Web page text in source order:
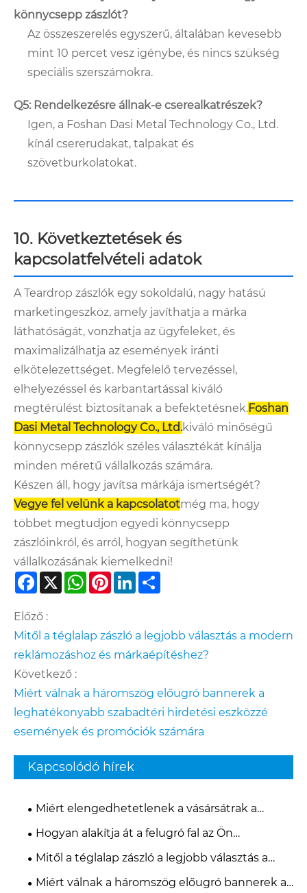
könnycsepp zászlót?
Az összeszerelés egyszerű, általában kevesebb
mint 10 percet vesz igénybe, és nincs szükség
speciális szerszámokra.
Q5: Rendelkezésre állnak-e cserealkatrészek?
Igen, a Foshan Dasi Metal Technology Co., Ltd.
kínál csererudakat, talpakat és
szövetburkolatokat.
10. Következtetések és
kapcsolatfelvételi adatok
A Teardrop zászlók egy sokoldalú, nagy hatású
marketingeszköz, amely javíthatja a márka
láthatóságát, vonzhatja az ügyfeleket, és
maximalizálhatja az események iránti
elkötelezettséget. Megfelelő tervezéssel,
elhelyezéssel és karbantartással kiváló
megtérülést biztosítanak a befektetésnek.Foshan
Dasi Metal Technology Co., Ltd.kiváló minőségű
könnycsepp zászlók széles választékát kínálja
minden méretű vállalkozás számára.
Készen áll, hogy javítsa márkája ismertségét?
Vegye fel velünk a kapcsolatotmég ma, hogy
többet megtudjon egyedi könnycsepp
zászlóinkról, és arról, hogyan segíthetünk
vállalkozásának kiemelkedni!
Facebook
X WhatsApp
PinterestLinkedIn
Előző :
Mitől a téglalap zászló a legjobb választás a modern
reklámozáshoz és márkaépítéshez?
Következő :
Miért válnak a háromszög előugró bannerek a
leghatékonyabb szabadtéri hirdetési eszközzé
események és promóciók számára
Kapcsolódó hírek
Miért elengedhetetlenek a vásársátrak a
sikeres márkapromócióhoz?
Hogyan alakítja át a felugró fal az Ön
rendezvény- és marketingélményét?
Mitől a téglalap zászló a legjobb választás a
modern reklámozáshoz és márkaépítéshez?
Miért válnak a háromszög előugró bannerek a